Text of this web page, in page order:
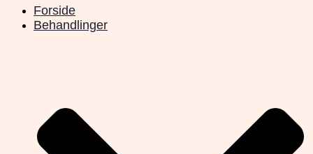
Forside
Behandlinger